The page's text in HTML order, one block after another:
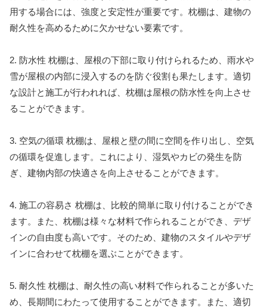
用する場合には、強度と安定性が重要です。枕棚は、建物の
耐久性を高めるために欠かせない要素です。
2. 防水性 枕棚は、屋根の下部に取り付けられるため、雨水や
雪が屋根の内部に浸入するのを防ぐ役割も果たします。適切
な設計と施工が行われれば、枕棚は屋根の防水性を向上させ
ることができます。
3. 空気の循環 枕棚は、屋根と壁の間に空間を作り出し、空気
の循環を促進します。これにより、湿気やカビの発生を防
ぎ、建物内部の快適さを向上させることができます。
4. 施工の容易さ 枕棚は、比較的簡単に取り付けることができ
ます。また、枕棚は様々な材料で作られることができ、デザ
インの自由度も高いです。そのため、建物のスタイルやデザ
インに合わせて枕棚を選ぶことができます。
5. 耐久性 枕棚は、耐久性の高い材料で作られることが多いた
め、長期間にわたって使用することができます。また、適切